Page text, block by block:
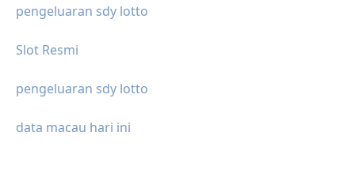
pengeluaran sdy lotto
Slot Resmi
pengeluaran sdy lotto
data macau hari ini